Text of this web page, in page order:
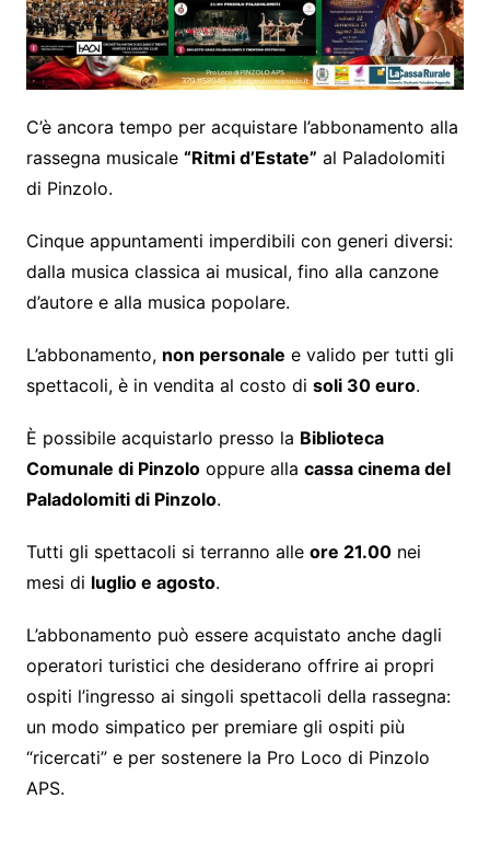
C’è ancora tempo per acquistare l’abbonamento alla
rassegna musicale “Ritmi d’Estate” al Paladolomiti
di Pinzolo.
Cinque appuntamenti imperdibili con generi diversi:
dalla musica classica ai musical, fino alla canzone
d’autore e alla musica popolare.
L’abbonamento, non personale e valido per tutti gli
spettacoli, è in vendita al costo di soli 30 euro.
È possibile acquistarlo presso la Biblioteca
Comunale di Pinzolooppure alla cassa cinema del
Paladolomiti di Pinzolo.
Tutti gli spettacoli si terranno alle ore 21.00nei
mesi di luglio e agosto.
L’abbonamento può essere acquistato anche dagli
operatori turistici che desiderano offrire ai propri
ospiti l’ingresso ai singoli spettacoli della rassegna:
un modo simpatico per premiare gli ospiti più
“ricercati” e per sostenere la Pro Loco di Pinzolo
APS.